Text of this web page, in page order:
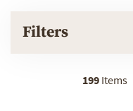
Filters
199 Items